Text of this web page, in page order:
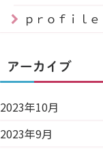
ｐｒｏｆｉｌｅ
アーカイブ
2023年10月
2023年9月